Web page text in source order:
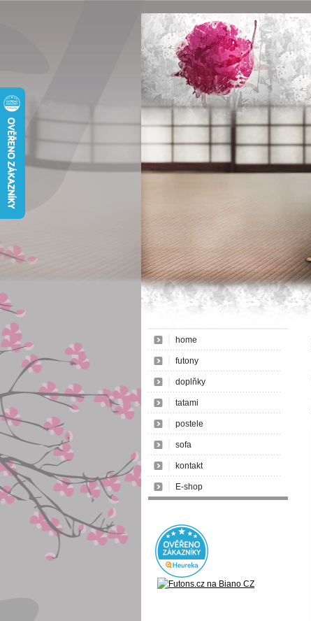
home
futony
doplňky
tatami
postele
sofa
kontakt
E-shop